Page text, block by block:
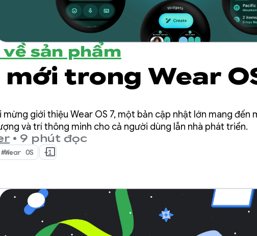
sản phẩm
mới trong Wear
giới thiệu Wear OS 7, một bản cập nhật lớn mang đến
và trí thông minh cho cả người dùng lẫn nhà phát triển.
• 9 phút đọc
#Wear OS +1